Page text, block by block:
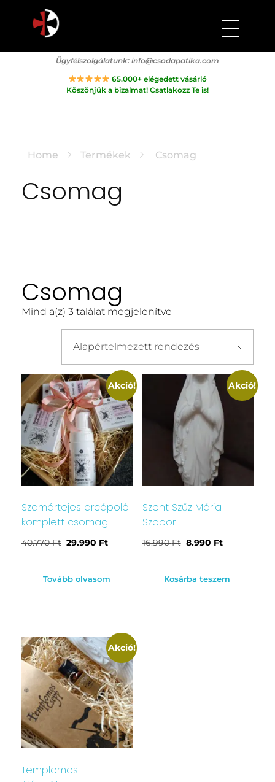
Csodapatika
Természet gyógyereje.
Ügyfélszolgálatunk: info@csodapatika.com
65.000+ elégedett vásárló
Köszönjük a bizalmat! Csatlakozz Te is!
Home Termékek Csomag
Csomag
Csomag
Mind a(z) 3 találat megjelenítve
Akció!
Szamártejes arcápoló
komplett csomag
40.770Ft 29.990 Ft
Tovább olvasom
Akció!
Szent Szűz Mária
Szobor
16.990Ft 8.990 Ft
Kosárba teszem
Akció!
Templomos